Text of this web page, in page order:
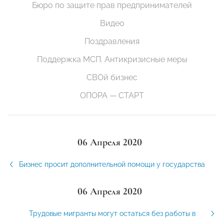
Бюро по защите прав предпринимателей
Видео
Поздравления
Поддержка МСП. Антикризисные меры
СВОй бизнес
ОПОРА — СТАРТ
06 Апреля 2020
Бизнес просит дополнительной помощи у государства
06 Апреля 2020
Трудовые мигранты могут остаться без работы в